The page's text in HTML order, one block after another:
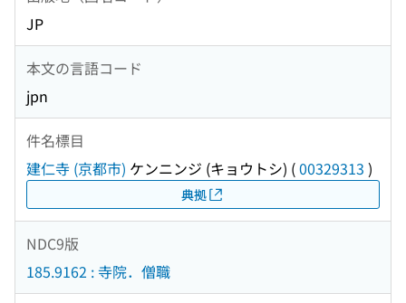
JP
本文の言語コード
jpn
件名標目
建仁寺 (京都市) ケンニンジ (キョウトシ) (00329313 )
典拠
NDC9版
185.9162 : 寺院．僧職